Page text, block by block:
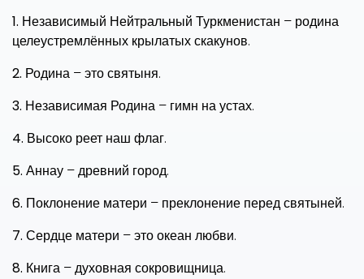
1. Независимый Нейтральный Туркменистан – родина
целеустремлённых крылатых скакунов.
2. Родина – это святыня.
3. Независимая Родина – гимн на устах.
4. Высоко реет наш флаг.
5. Аннау – древний город.
6. Поклонение матери – преклонение перед святыней.
7. Сердце матери – это океан любви.
8. Книга – духовная сокровищница.